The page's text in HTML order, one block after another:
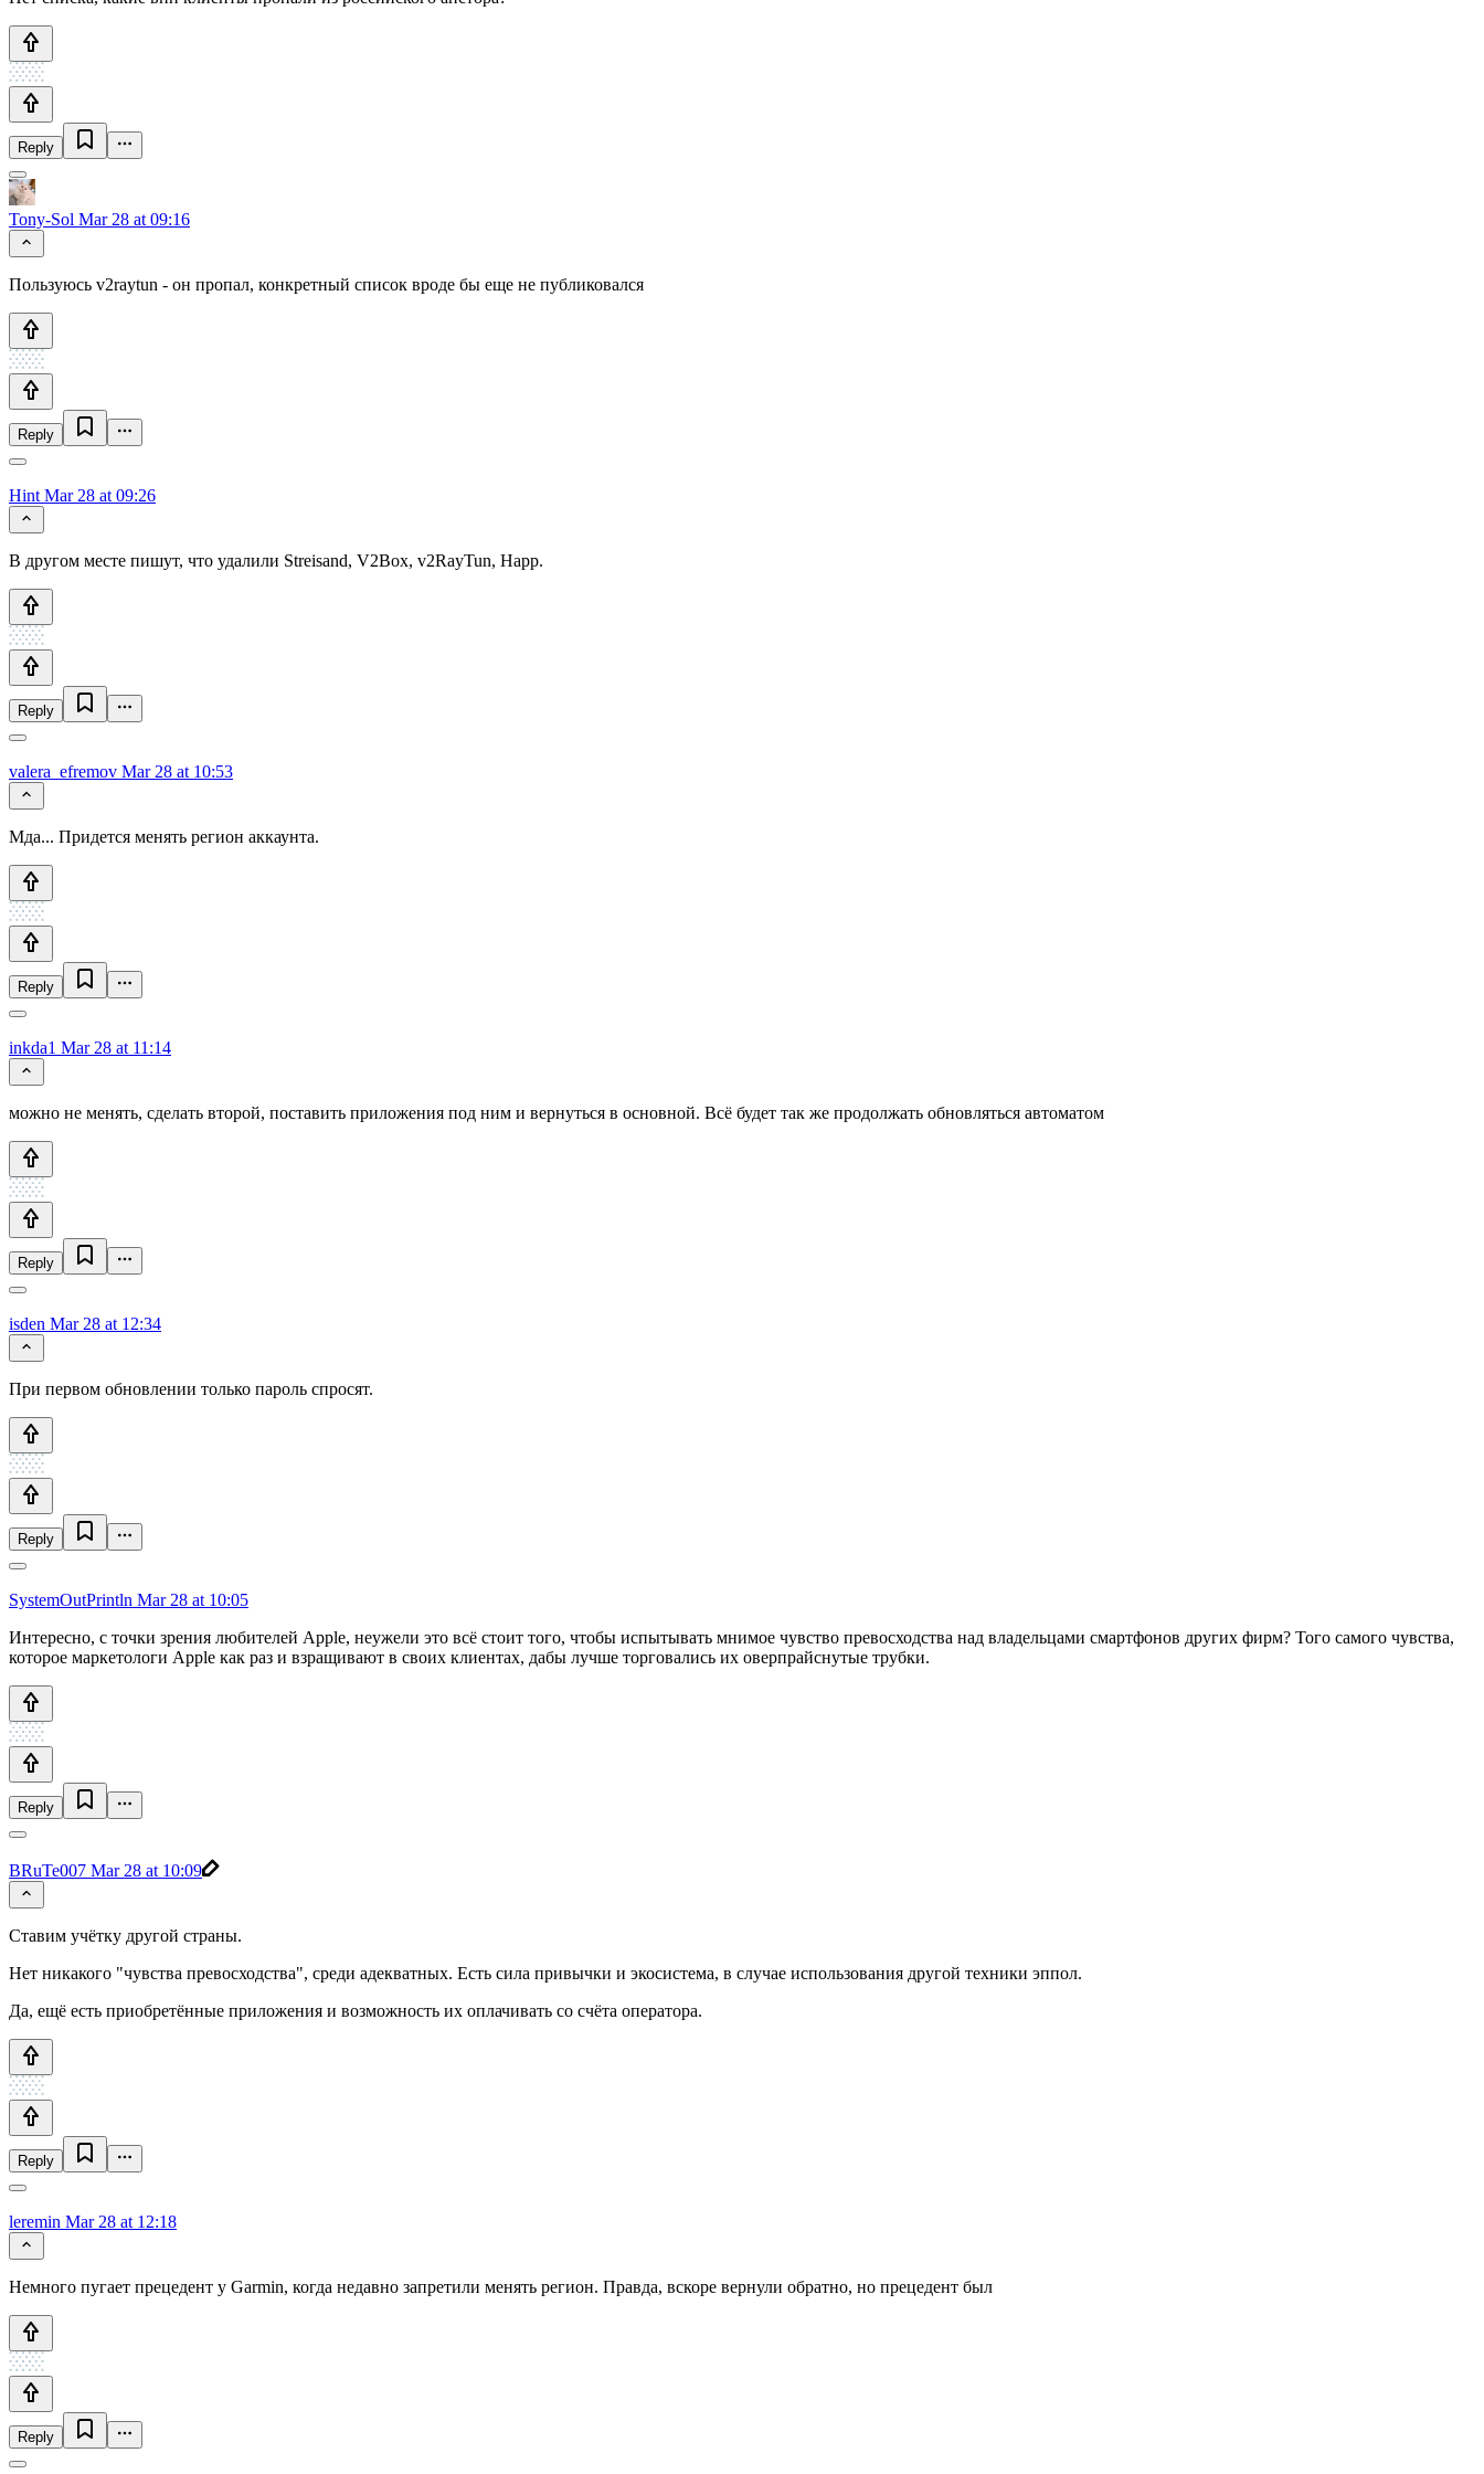
Reply
Tony-Sol Mar 28 at 09:16
Пользуюсь v2raytun - он пропал, конкретный список вроде бы еще не публиковался
Reply
Hint Mar 28 at 09:26
В другом месте пишут, что удалили Streisand, V2Box, v2RayTun, Happ.
Reply
valera_efremov Mar 28 at 10:53
Мда... Придется менять регион аккаунта.
Reply
inkda1 Mar 28 at 11:14
можно не менять, сделать второй, поставить приложения под ним и вернуться в основной. Всё будет так же продолжать обновляться автоматом
Reply
isden Mar 28 at 12:34
При первом обновлении только пароль спросят.
Reply
SystemOutPrintln Mar 28 at 10:05
Интересно, с точки зрения любителей Apple, неужели это всё стоит того, чтобы испытывать мнимое чувство превосходства над владельцами смартфонов других фирм? Того самого чувства,
которое маркетологи Apple как раз и взращивают в своих клиентах, дабы лучше торговались их оверпрайснутые трубки.
Reply
BRuTe007 Mar 28 at 10:09
Ставим учётку другой страны.
Нет никакого "чувства превосходства", среди адекватных. Есть сила привычки и экосистема, в случае использования другой техники эппол.
Да, ещё есть приобретённые приложения и возможность их оплачивать со счёта оператора.
Reply
leremin Mar 28 at 12:18
Немного пугает прецедент у Garmin, когда недавно запретили менять регион. Правда, вскоре вернули обратно, но прецедент был
Reply